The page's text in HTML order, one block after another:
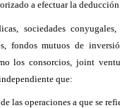
a efectuar la
sociedades
fondos mutuos de
los consorcios, joint
que:
las operaciones a que se